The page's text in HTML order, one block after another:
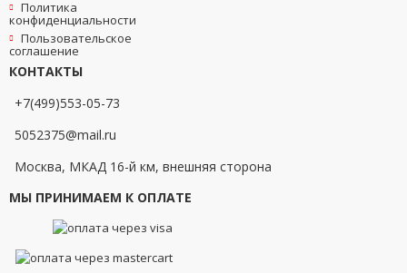
Политика
конфиденциальности
Пользовательское
соглашение
КОНТАКТЫ
+7(499)553-05-73
5052375@mail.ru
Москва, МКАД 16-й км, внешняя сторона
МЫ ПРИНИМАЕМ К ОПЛАТЕ